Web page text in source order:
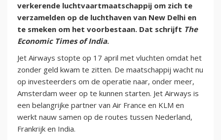
verkerende luchtvaartmaatschappij om zich te
verzamelden op de luchthaven van New Delhi en
te smeken om het voorbestaan. Dat schrijft The
Economic Times of India.
Jet Airways stopte op 17 april met vluchten omdat het
zonder geld kwam te zitten. De maatschappij wacht nu
op investeerders om de operatie naar, onder meer,
Amsterdam weer op te kunnen starten. Jet Airways is
een belangrijke partner van Air France en KLM en
werkt nauw samen op de routes tussen Nederland,
Frankrijk en India.